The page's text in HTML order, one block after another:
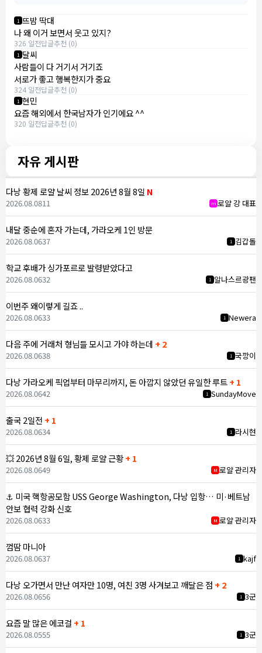
1 뜨밤 딱대
나 왜 이거 보면서 웃고 있지?
326 일전답글추천 (0)
1 달씨
사람들이 다 거기서 거기죠
서로가 좋고 행복한지가 중요
324 일전답글추천 (0)
1 현민
요즘 해외에서 한국남자가 인기에요 ^^
320 일전답글추천 (0)
자유 게시판
다낭 황제 로얄 날씨 정보 2026년 8월 8일 N
m 로얄 강 대표
2026.08.0811
내달 중순에 혼자 가는데, 가라오케 1인 방문
1 김갑돌
2026.08.0637
학교 후배가 싱가포르로 발령받았다고
1 알나스르광팬
2026.08.0632
이번주 왜이렇게 길죠 ..
1 Newera
2026.08.0633
다음 주에 거래처 형님들 모시고 가야 하는데 + 2
1 국깡이
2026.08.0638
다낭 가라오케 픽업부터 마무리까지, 돈 아깝지 않았던 유일한 루트+ 1
1 SundayMove
2026.08.0642
출국 2일전 + 1
1 라시현
2026.08.0634
💥 2026년 8월 6일, 황제 로얄 근황+ 1
M 로얄 관리자
2026.08.0649
⚓ 미국 핵항공모함 USS George Washington, 다낭 입항… 미·베트남
안보 협력 강화 신호
M 로얄 관리자
2026.08.0633
껌땀 마니아
1 kajf
2026.08.0637
다낭 오가면서 만난 여자만 10명, 여친 3명 사겨보고 깨달은 점 + 2
1 3군
2026.08.0656
요즘 말 많은 에코걸 + 1
1 3군
2026.08.0555